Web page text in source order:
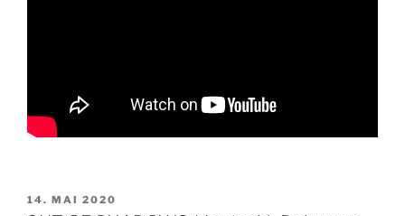
VERÖFFENTLICHT
14. MAI 2020